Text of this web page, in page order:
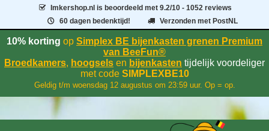
Imkershop.nl is beoordeeld met9.2/10 - 1052 reviews
60 dagen bedenktijd!
Verzonden met PostNL
10% korting op Simplex BE bijenkasten grenen Premium
van BeeFun®
Broedkamers, hoogsels en bijenkasten tijdelijk voordeliger
met codeSIMPLEXBE10
Geldig t/m woensdag 12 augustus om 23:59 uur. Op = op.